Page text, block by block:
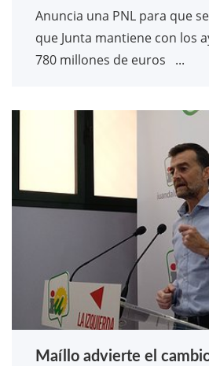
Anuncia una PNL para que
que Junta mantiene con los
780 millones de euros ...
Maíllo advierte el